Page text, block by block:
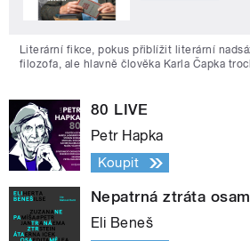
Literární fikce, pokus přiblížit literární
filozofa, ale hlavně člověka Karla Čapka
80 LIVE
Petr Hapka
Koupit
Nepatrná ztráta
Eli Beneš